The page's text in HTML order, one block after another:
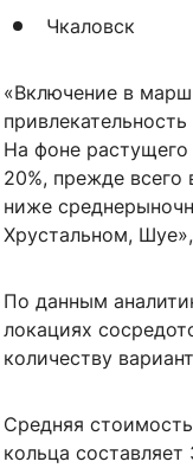
Чкаловск
«Включение в
На фоне растущего
20%, прежде всего
ниже
Хрустальном,
По данным
локациях
количеству
Средняя
кольца